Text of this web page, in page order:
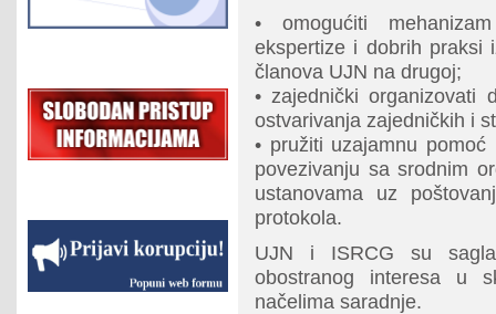
• omogućiti
ekspertize i dobrih praksi
članova UJN na drugoj;
• zajednički
ostvarivanja zajedničkih i
• pružiti uzajamnu
povezivanju sa srodnim
ustanovama uz
protokola.
UJN i ISRCG su
obostranog interesa u
načelima saradnje.